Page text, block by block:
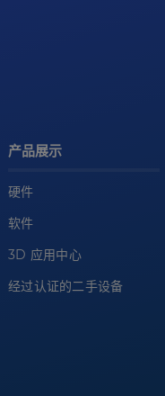
产品展示
硬件
软件
3D 应用中心
经过认证的二手设备